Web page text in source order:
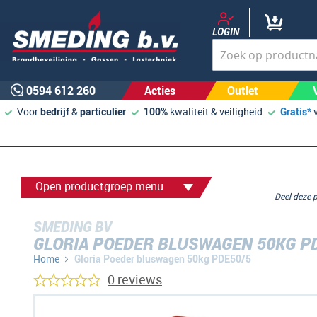
LOGIN
0594 612 260 Acties Outlet
Voorbedrijf&particulier 100% kwaliteit & veiligheid Gratis*
Open productgroep menu
SMEDING BV
GLORIA POEDER BLUSWAGEN 50KG
Home Gloria Poeder bluswagen 50kg PDE50/5
Deel
0 reviews
Ga